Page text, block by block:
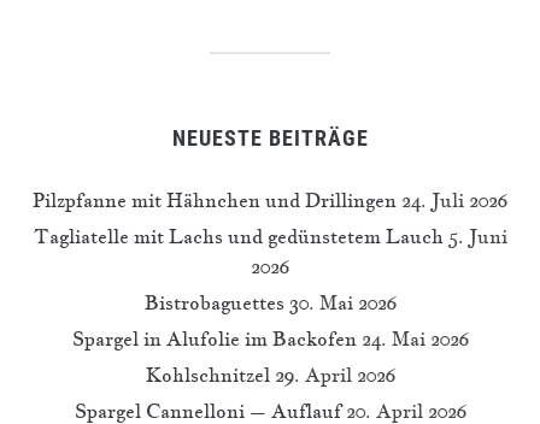
NEUESTE BEITRÄGE
Pilzpfanne mit Hähnchen und Drillingen 24. Juli 2026
Tagliatelle mit Lachs und gedünstetem Lauch 5. Juni
2026
Bistrobaguettes 30. Mai 2026
Spargel in Alufolie im Backofen 24. Mai 2026
Kohlschnitzel 29. April 2026
Spargel Cannelloni – Auflauf 20. April 2026